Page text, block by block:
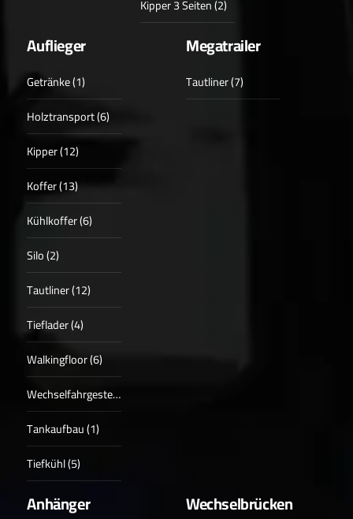
Kipper 3 Seiten (2)
Auflieger
Getränke (1)
Holztransport (6)
Kipper (12)
Koffer (13)
Kühlkoffer (6)
Silo (2)
Tautliner (12)
Tieflader (4)
Walkingfloor (6)
Wechselfahrgestell (2)
Tankaufbau (1)
Tiefkühl (5)
Megatrailer
Tautliner (7)
Anhänger Wechselbrücken